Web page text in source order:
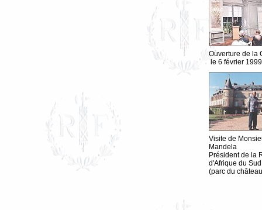
Ouverture de la
le 6 février
Visite de
Mandela
Président de la
d'Afrique du
(parc du